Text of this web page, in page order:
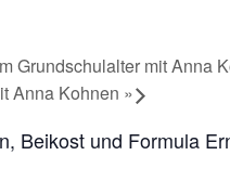
Grundschulalter mit Anna
Anna Kohnen »
Beikost und Formula